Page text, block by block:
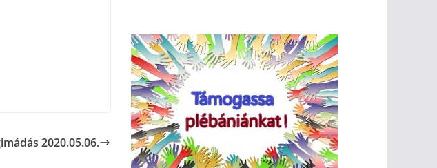
2020.05.06.